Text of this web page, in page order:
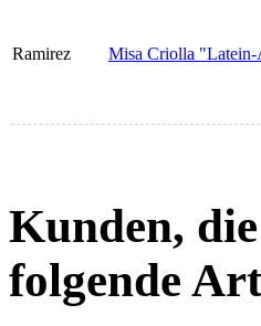
Ramirez Misa Criolla "Latein-
Kunden,
folgende